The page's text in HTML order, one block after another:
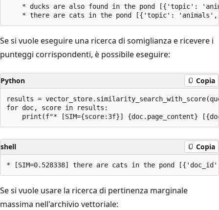
* ducks are also found in the pond [{'topic':
Se si vuole eseguire una ricerca di somiglianza e ricevere i
punteggi corrispondenti, è possibile eseguire:
Python Copia
results =
for doc, score in results:
shell Copia
Se si vuole usare la ricerca di pertinenza marginale
massima nell'archivio vettoriale: